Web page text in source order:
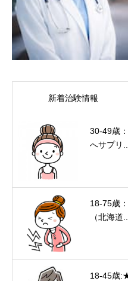
新着治験情報
30-49歳
へサプリ...
18-75歳
（北海道...
18-45歳